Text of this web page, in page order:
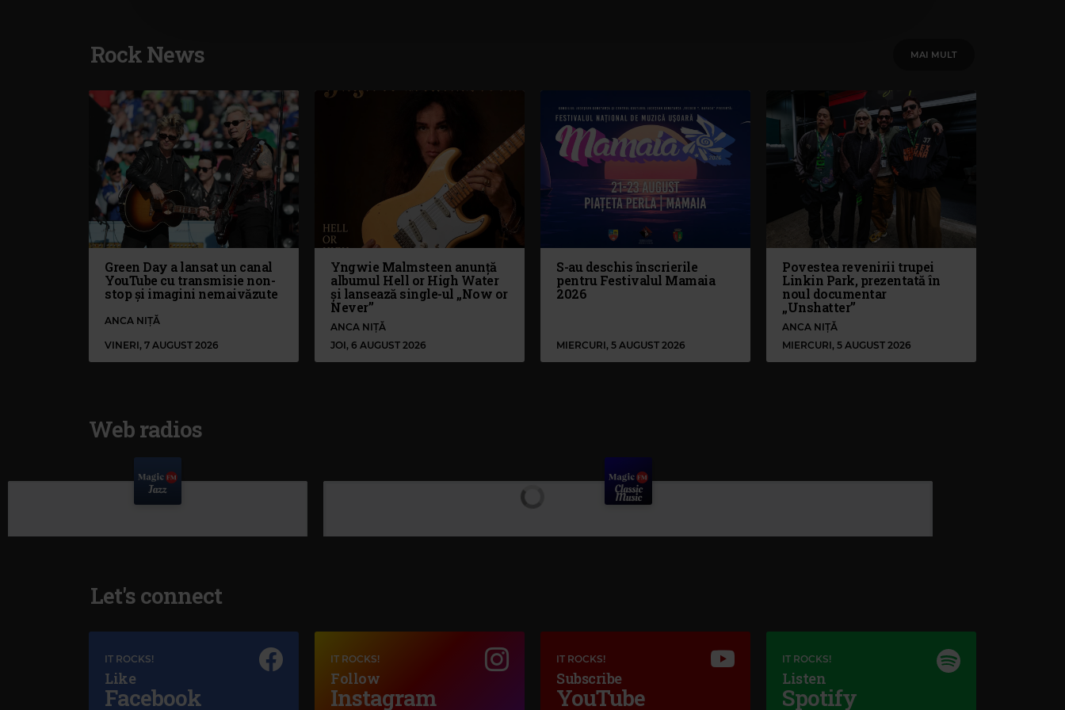
Rock News MAI MULT
Green Day a lansat un canal
YouTube cu transmisie non-
stop și imagini nemaivăzute
ANCA NIȚĂ
VINERI, 7 AUGUST 2026
Yngwie Malmsteen anunță
albumul Hell or High Water
și lansează single-ul „Now or
Never”
ANCA NIȚĂ
JOI, 6 AUGUST 2026
S-au deschis înscrierile
pentru Festivalul Mamaia
2026
MIERCURI, 5 AUGUST 2026
Povestea revenirii trupei
Linkin Park, prezentată în
noul documentar
„Unshatter”
ANCA NIȚĂ
MIERCURI, 5 AUGUST 2026
Web radios
Let's connect
IT ROCKS!
Like
Facebook
IT ROCKS!
Follow
Instagram
IT ROCKS!
Subscribe
YouTube
IT ROCKS!
Listen
Spotify